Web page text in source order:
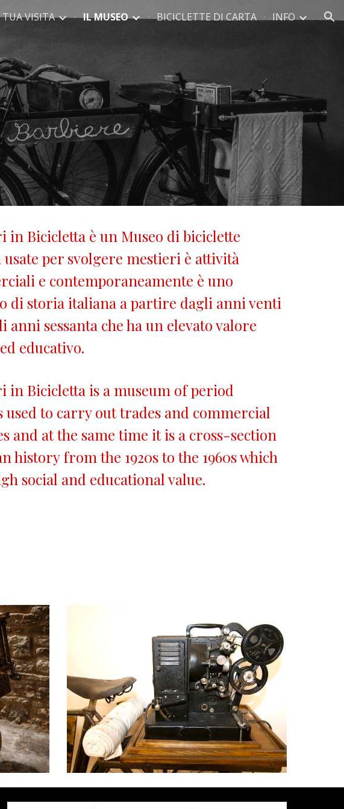
Skip to navigation
TUA VISITA IL MUSEO BICICLETTE DI CARTA INFO
in Bicicletta è un Museo di biciclette
usate per svolgere mestieri è attività
e contemporaneamente è uno
di storia italiana a partire dagli anni venti
anni sessanta che ha un elevato valore
educativo.
in Bicicletta is a museum of period
used to carry out trades and commercial
and at the same time it is a cross-section
history from the 1920s to the 1960s which
social and educational value.